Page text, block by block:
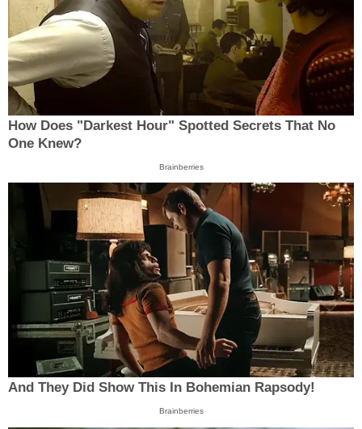
How Does "Darkest Hour" Spotted Secrets That No
One Knew?
Brainberries
And They Did Show This In Bohemian Rapsody!
Brainberries